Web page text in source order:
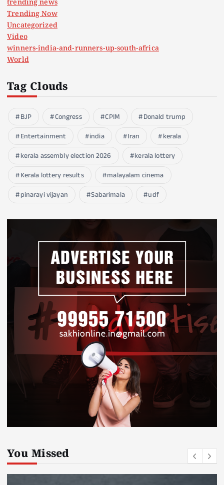
trending news
Trending Now
Uncategorized
Video
winners-india-and-runners-up-south-africa
World
Tag Clouds
BJP Congress CPIM
Donald trump
Entertainment
india Iran
kerala
kerala assembly election 2026
kerala lottery
Kerala lottery results
malayalam cinema
pinarayi vijayan
Sabarimala udf
You Missed